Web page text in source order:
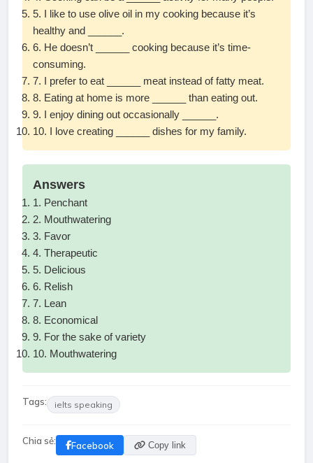
5. I like to use olive oil in my cooking because it’s
healthy and ______.
6. He doesn’t ______ cooking because it’s time-
consuming.
7. I prefer to eat ______ meat instead of fatty meat.
8. Eating at home is more ______ than eating out.
9. I enjoy dining out occasionally ______.
10. I love creating ______ dishes for my family.
Answers
1. Penchant
2. Mouthwatering
3. Favor
4. Therapeutic
5. Delicious
6. Relish
7. Lean
8. Economical
9. For the sake of variety
10. Mouthwatering
Tags: ielts speaking
Chia sẻ: Facebook Copy link